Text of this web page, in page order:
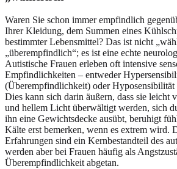
Waren Sie schon immer empfindlich
Ihrer Kleidung, dem Summen eines
bestimmter Lebensmittel? Das ist nicht
„überempfindlich“; es ist eine echte
Autistische Frauen erleben oft intensive
Empfindlichkeiten – entweder
(Überempfindlichkeit) oder
Dies kann sich darin äußern, dass sie leicht
und hellem Licht überwältigt werden, sich
ihn eine Gewichtsdecke ausübt, beruhigt
Kälte erst bemerken, wenn es extrem wird.
Erfahrungen sind ein Kernbestandteil des
werden aber bei Frauen häufig als
Überempfindlichkeit abgetan.